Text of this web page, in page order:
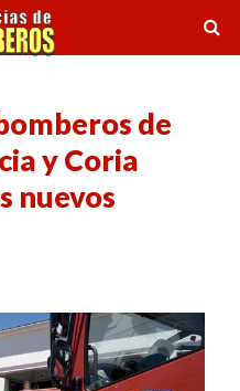
de
y Coria
nuevos